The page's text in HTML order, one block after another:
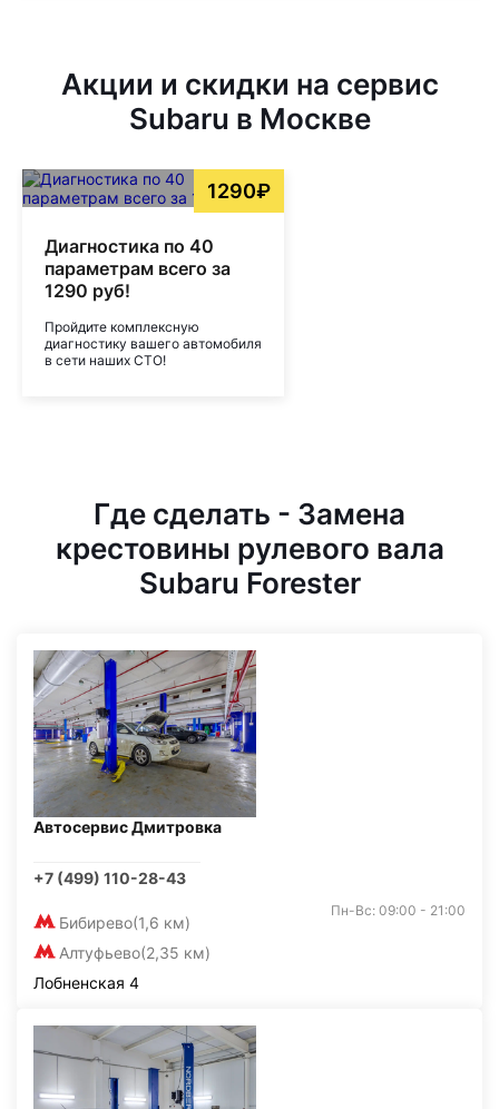
Акции и скидки на сервис
Subaru в Москве
1290₽
Диагностика по 40
параметрам всего за
1290 руб!
Пройдите комплексную
диагностику вашего автомобиля
в сети наших СТО!
Где сделать - Замена
крестовины рулевого вала
Subaru Forester
Автосервис Дмитровка
+7 (499) 110-28-43
Бибирево(1,6 км)
Алтуфьево(2,35 км)
Пн-Вс: 09:00 - 21:00
Лобненская 4